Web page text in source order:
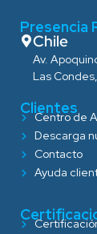
Presencia
Chile
Av.
Las
Clientes
Centro de
Descarga
Contacto
Ayuda